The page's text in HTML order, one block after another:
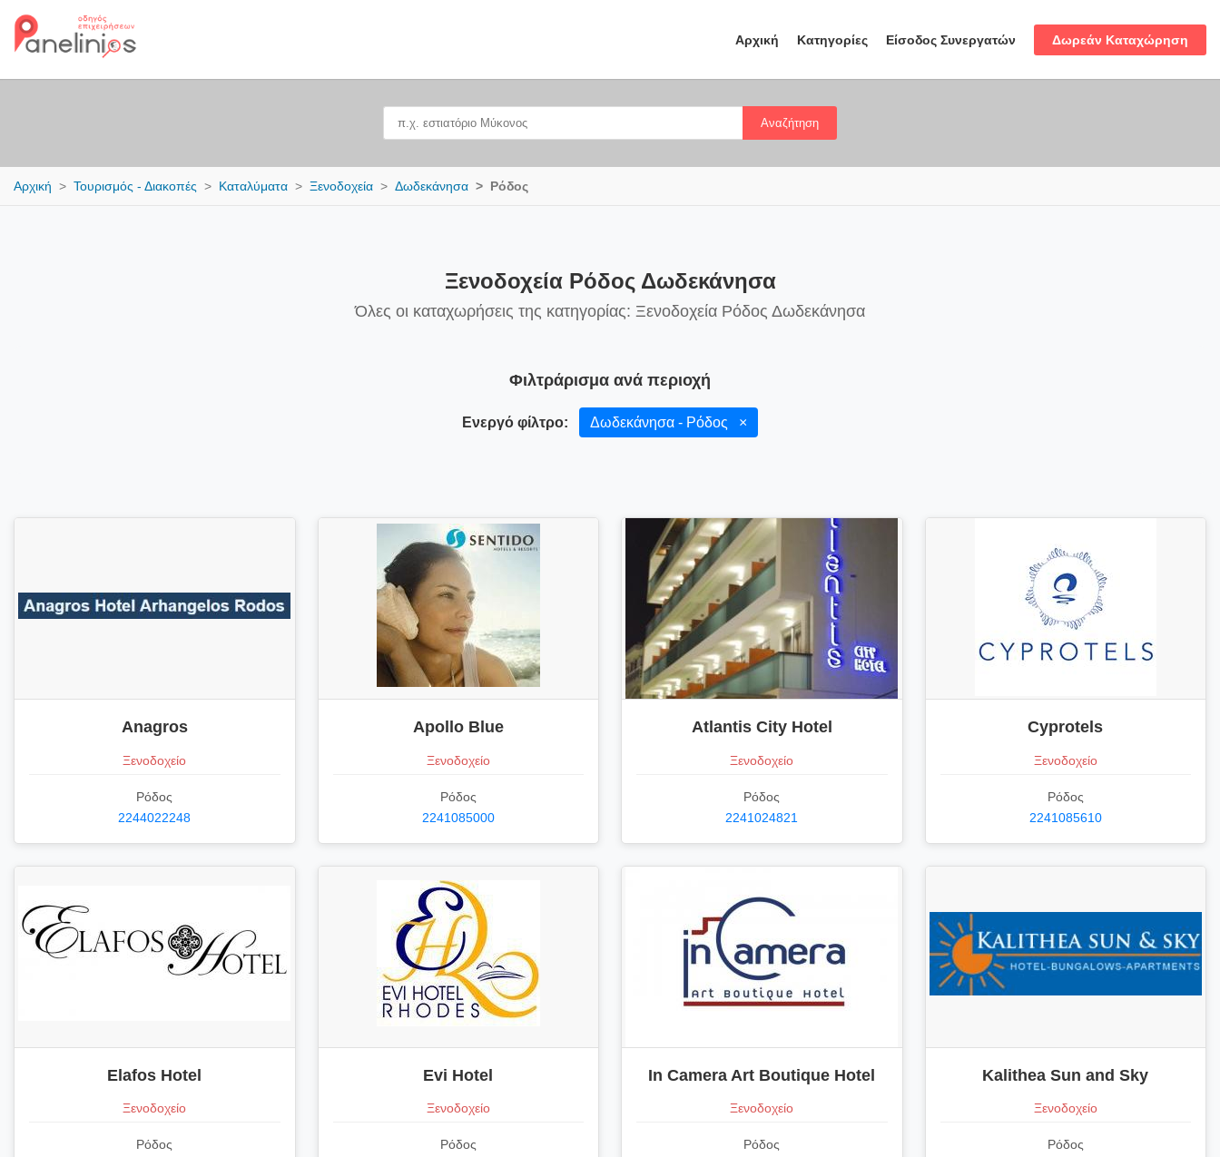
Αρχική Κατηγορίες Είσοδος Συνεργατών Δωρεάν Καταχώρηση
Αναζήτηση
Αρχική Τουρισμός - Διακοπές Καταλύματα Ξενοδοχεία Δωδεκάνησα Ρόδος
Ξενοδοχεία Ρόδος Δωδεκάνησα
Όλες οι καταχωρήσεις της κατηγορίας: Ξενοδοχεία Ρόδος Δωδεκάνησα
Φιλτράρισμα ανά περιοχή
Ενεργό φίλτρο: Δωδεκάνησα - Ρόδος ×
Anagros
Ξενοδοχείο
Ρόδος
2244022248
Apollo Blue
Ξενοδοχείο
Ρόδος
2241085000
Atlantis City Hotel
Ξενοδοχείο
Ρόδος
2241024821
Cyprotels
Ξενοδοχείο
Ρόδος
2241085610
Elafos Hotel
Ξενοδοχείο
Ρόδος
Evi Hotel
Ξενοδοχείο
Ρόδος
In Camera Art Boutique Hotel
Ξενοδοχείο
Ρόδος
Kalithea Sun and Sky
Ξενοδοχείο
Ρόδος